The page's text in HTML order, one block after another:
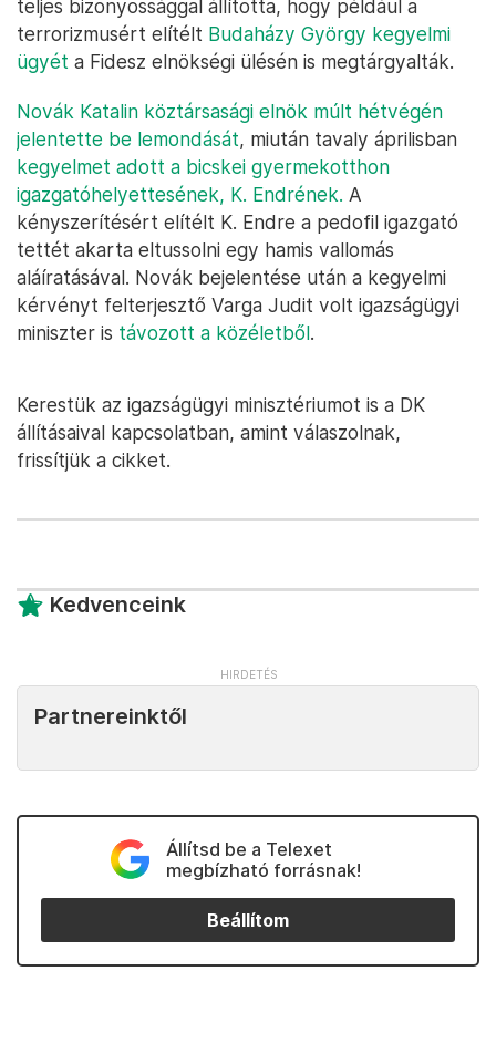
teljes bizonyossággal állította, hogy például a
terrorizmusért elítélt Budaházy György kegyelmi
ügyét a Fidesz elnökségi ülésén is megtárgyalták.
Novák Katalin köztársasági elnök múlt hétvégén
jelentette be lemondását, miután tavaly áprilisban
kegyelmet adott a bicskei gyermekotthon
igazgatóhelyettesének, K. Endrének. A
kényszerítésért elítélt K. Endre a pedofil igazgató
tettét akarta eltussolni egy hamis vallomás
aláíratásával. Novák bejelentése után a kegyelmi
kérvényt felterjesztő Varga Judit volt igazságügyi
miniszter is távozott a közéletből.
Kerestük az igazságügyi minisztériumot is a DK
állításaival kapcsolatban, amint válaszolnak,
frissítjük a cikket.
Kedvenceink
Partnereinktől
Állítsd be a Telexet
megbízható forrásnak!
Beállítom